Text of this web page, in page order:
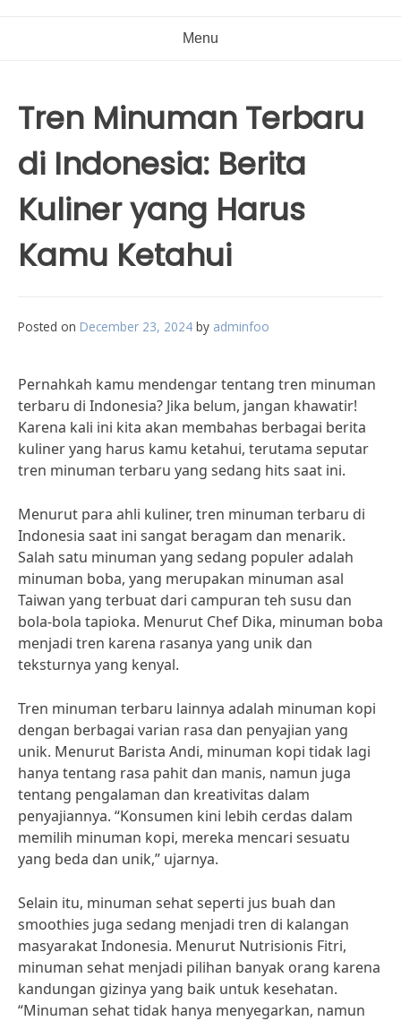
Menu
Tren Minuman Terbaru
di Indonesia: Berita
Kuliner yang Harus
Kamu Ketahui
Posted on December 23, 2024 by adminfoo
Pernahkah kamu mendengar tentang tren minuman
terbaru di Indonesia? Jika belum, jangan khawatir!
Karena kali ini kita akan membahas berbagai berita
kuliner yang harus kamu ketahui, terutama seputar
tren minuman terbaru yang sedang hits saat ini.
Menurut para ahli kuliner, tren minuman terbaru di
Indonesia saat ini sangat beragam dan menarik.
Salah satu minuman yang sedang populer adalah
minuman boba, yang merupakan minuman asal
Taiwan yang terbuat dari campuran teh susu dan
bola-bola tapioka. Menurut Chef Dika, minuman boba
menjadi tren karena rasanya yang unik dan
teksturnya yang kenyal.
Tren minuman terbaru lainnya adalah minuman kopi
dengan berbagai varian rasa dan penyajian yang
unik. Menurut Barista Andi, minuman kopi tidak lagi
hanya tentang rasa pahit dan manis, namun juga
tentang pengalaman dan kreativitas dalam
penyajiannya. “Konsumen kini lebih cerdas dalam
memilih minuman kopi, mereka mencari sesuatu
yang beda dan unik,” ujarnya.
Selain itu, minuman sehat seperti jus buah dan
smoothies juga sedang menjadi tren di kalangan
masyarakat Indonesia. Menurut Nutrisionis Fitri,
minuman sehat menjadi pilihan banyak orang karena
kandungan gizinya yang baik untuk kesehatan.
“Minuman sehat tidak hanya menyegarkan, namun